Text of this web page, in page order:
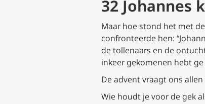
32 Johannes
Maar hoe stond het met
confronteerde hen:
de tollenaars en de
inkeer gekomenen hebt
De advent vraagt ons allen
Wie houdt je voor de gek